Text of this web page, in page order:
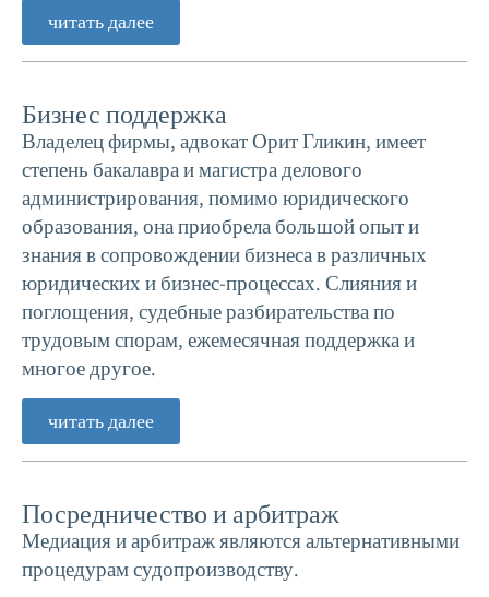
читать далее
Бизнес поддержка
Владелец фирмы, адвокат Орит Гликин, имеет
степень бакалавра и магистра делового
администрирования, помимо юридического
образования, она приобрела большой опыт и
знания в сопровождении бизнеса в различных
юридических и бизнес-процессах. Слияния и
поглощения, судебные разбирательства по
трудовым спорам, ежемесячная поддержка и
многое другое.
читать далее
Посредничество и арбитраж
Медиация и арбитраж являются альтернативными
процедурам судопроизводству.